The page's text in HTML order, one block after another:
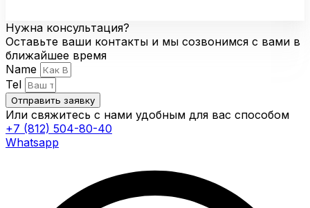
Нужна консультация?
Оставьте ваши контакты и мы созвонимся с вами в
ближайшее время
Name
Tel
Отправить заявку
Или свяжитесь с нами удобным для вас способом
+7 (812) 504-80-40
Whatsapp